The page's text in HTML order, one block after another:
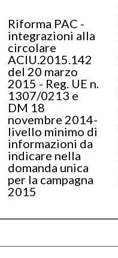
Riforma PAC -
integrazioni alla
circolare
ACIU.2015.142
del 20 marzo
2015 - Reg. UE n.
1307/0213 e
DM 18
novembre 2014-
livello minimo di
informazioni da
indicare nella
domanda unica
per la campagna
2015